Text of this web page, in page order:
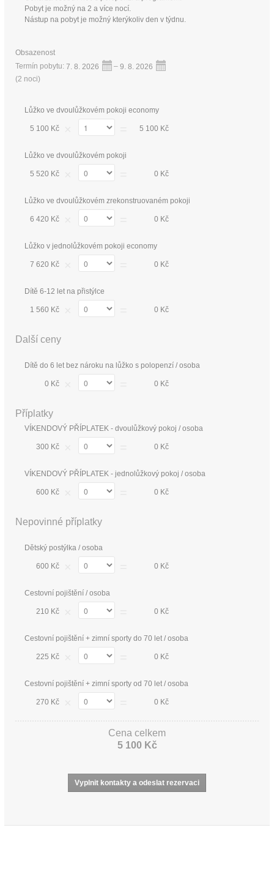
Pobyt je možný na 2 a více nocí.
Nástup na pobyt je možný kterýkoliv den v týdnu.
Obsazenost
Termín pobytu: 7. 8. 2026 – 9. 8. 2026
(2 noci)
Lůžko ve dvoulůžkovém pokoji economy
5 100 Kč 5 100 Kč
Lůžko ve dvoulůžkovém pokoji
5 520 Kč 0 Kč
Lůžko ve dvoulůžkovém zrekonstruovaném pokoji
6 420 Kč 0 Kč
Lůžko v jednolůžkovém pokoji economy
7 620 Kč 0 Kč
Dítě 6-12 let na přistýlce
1 560 Kč 0 Kč
Další ceny
Dítě do 6 let bez nároku na lůžko s polopenzí / osoba
0 Kč 0 Kč
Příplatky
VÍKENDOVÝ PŘÍPLATEK - dvoulůžkový pokoj / osoba
300 Kč 0 Kč
VÍKENDOVÝ PŘÍPLATEK - jednolůžkový pokoj / osoba
600 Kč 0 Kč
Nepovinné příplatky
Dětský postýlka / osoba
600 Kč 0 Kč
Cestovní pojištění / osoba
210 Kč 0 Kč
Cestovní pojištění + zimní sporty do 70 let / osoba
225 Kč 0 Kč
Cestovní pojištění + zimní sporty od 70 let / osoba
270 Kč 0 Kč
Cena celkem
5 100 Kč